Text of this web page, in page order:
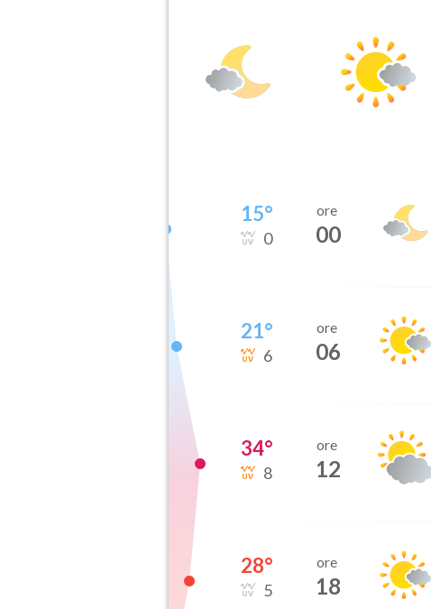
15°
0
ore
00
21°
6
ore
06
34°
8
ore
12
28°
5
ore
18